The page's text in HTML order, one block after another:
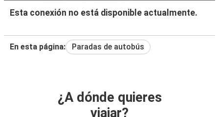
Esta conexión no está disponible actualmente.
En esta página: Paradas de autobús
¿A dónde quieres
viajar?